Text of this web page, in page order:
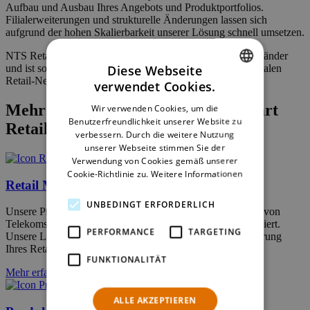
Aufbau und Ausbau Ihres Angebots und Produktportfolios.
Filialerweiterungen und strukturelle Änderungen lassen sich
aufgrund der hohen Skalierbarkeit unserer Lösung schnell umsetzen.
NTS Retail erfüllt die lokalen Anforderungen zahlreicher Länder
und ist somit bestens geeignet für den Einsatz in internationalen
Retail-Netzwerken.
Mehr über unseren Ansatz zum Smart
Retail
Retail Management
Unsere Produkte wurden für die speziellen Anforderungen von
Telekoms und des beratungsintensiven Fachhandels konzipiert.
Unsere Lösung ermöglicht eine komfortable zentrale Steuerung
Ihres Retail-Netzwerks.
Mehr erfahren
ENGLISH
GERMAN
Diese Webseite
verwendet Cookies.
Wir verwenden Cookies, um die
Benutzerfreundlichkeit unserer Website zu
verbessern. Durch die weitere Nutzung
unserer Webseite stimmen Sie der
Verwendung von Cookies gemäß unserer
Cookie-Richtlinie zu. Weitere Informationen
UNBEDINGT ERFORDERLICH
PERFORMANCE TARGETING
FUNKTIONALITÄT
ALLE AKZEPTIEREN